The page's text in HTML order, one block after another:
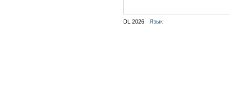
DL 2026 Язык